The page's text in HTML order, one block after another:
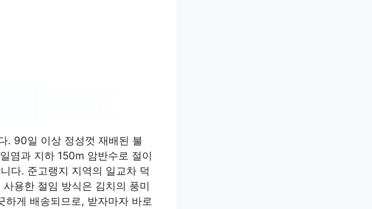
. 90일 이상 정성껏 재배된 불
염과 지하 150m 암반수로 절이
다. 준고랭지 지역의 일교차 덕
용한 절임 방식은 김치의 풍미
게 배송되므로, 받자마자 바로